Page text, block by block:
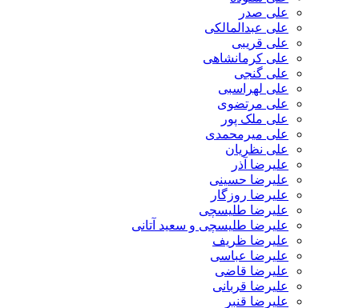
علی صدر
علی عبدالمالکی
علی قریبی
علی کرمانشاهی
علی گنجی
علی لهراسبی
علی مرتضوی
علی ملک پور
علی میرمحمدی
علی نظریان
علیرضا آذر
علیرضا حسینی
علیرضا روزگار
علیرضا طلیسچی
علیرضا طلیسچی و سعید آتانی
علیرضا ظریف
علیرضا عباسی
علیرضا قاضی
علیرضا قربانی
علیرضا قنبر